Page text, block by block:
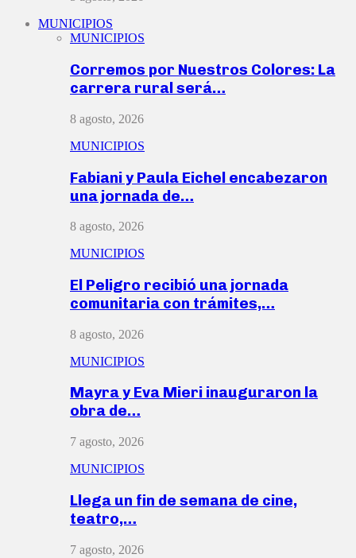
MUNICIPIOS
MUNICIPIOS
Corremos por Nuestros Colores: La
carrera rural será…
8 agosto, 2026
MUNICIPIOS
Fabiani y Paula Eichel encabezaron
una jornada de…
8 agosto, 2026
MUNICIPIOS
El Peligro recibió una jornada
comunitaria con trámites,…
8 agosto, 2026
MUNICIPIOS
Mayra y Eva Mieri inauguraron la
obra de…
7 agosto, 2026
MUNICIPIOS
Llega un fin de semana de cine,
teatro,…
7 agosto, 2026